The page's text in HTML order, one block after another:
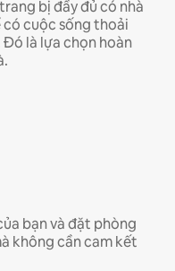
bị đầy đủ có nhà
có cuộc sống thoải
là lựa chọn hoàn
bạn và đặt phòng
không cần cam kết